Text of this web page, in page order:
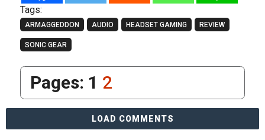
Tags:
ARMAGGEDDON AUDIO HEADSET GAMING REVIEW
SONIC GEAR
Pages: 1 2
LOAD COMMENTS